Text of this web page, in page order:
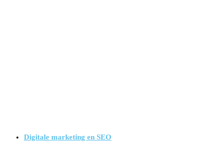
Digitale marketing en SEO